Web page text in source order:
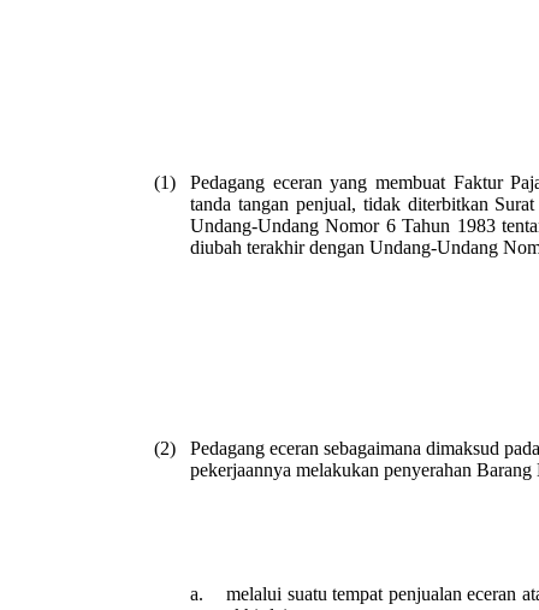
(1)
Pedagang eceran yang membuat Faktur
tanda tangan penjual, tidak diterbitkan
Undang-Undang Nomor 6 Tahun 1983
diubah terakhir dengan Undang-Undang
(2)
Pedagang eceran sebagaimana dimaksud
pekerjaannya melakukan penyerahan
a.
melalui suatu tempat penjualan eceran